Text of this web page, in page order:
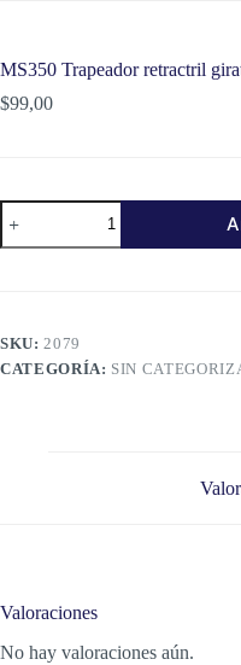
MS350 Trapeador retractril
$99,00
MS350
Trapeador
retractril
SKU: 2079
CATEGORÍA: SIN
Valoraciones
No hay valoraciones aún.